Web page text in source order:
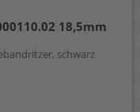
18,5mm
schwarz